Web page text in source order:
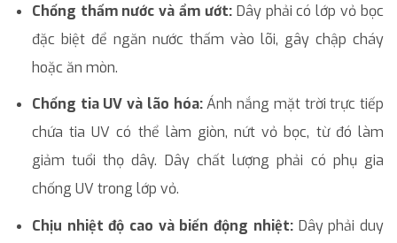
Chống thấm nước và ẩm ướt:Dây phải có lớp vỏ bọc
đặc biệt để ngăn nước thấm vào lõi, gây chập cháy
hoặc ăn mòn.
Chống tia UV và lão hóa:Ánh nắng mặt trời trực tiếp
chứa tia UV có thể làm giòn, nứt vỏ bọc, từ đó làm
giảm tuổi thọ dây. Dây chất lượng phải có phụ gia
chống UV trong lớp vỏ.
Chịu nhiệt độ cao và biến động nhiệt:Dây phải duy